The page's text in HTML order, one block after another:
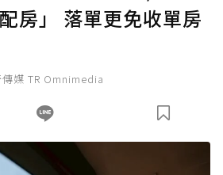
房」 落單更免收單房
媒 TR Omnimedia